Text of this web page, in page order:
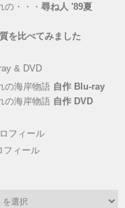
の・・・ 尋ね人 '89夏
を比べてみました
の海岸物語 自作 Blu-ray
の海岸物語 自作 DVD
フィール